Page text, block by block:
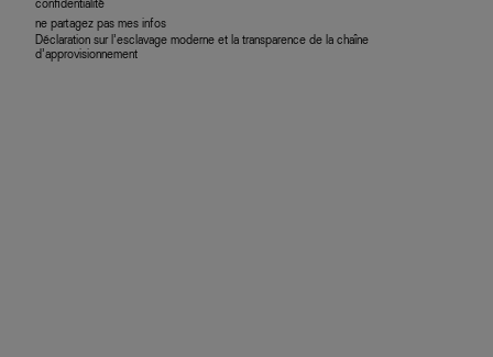
confidentialité
ne partagez pas mes infos
Déclaration sur l’esclavage moderne et la transparence de la chaîne
d’approvisionnement